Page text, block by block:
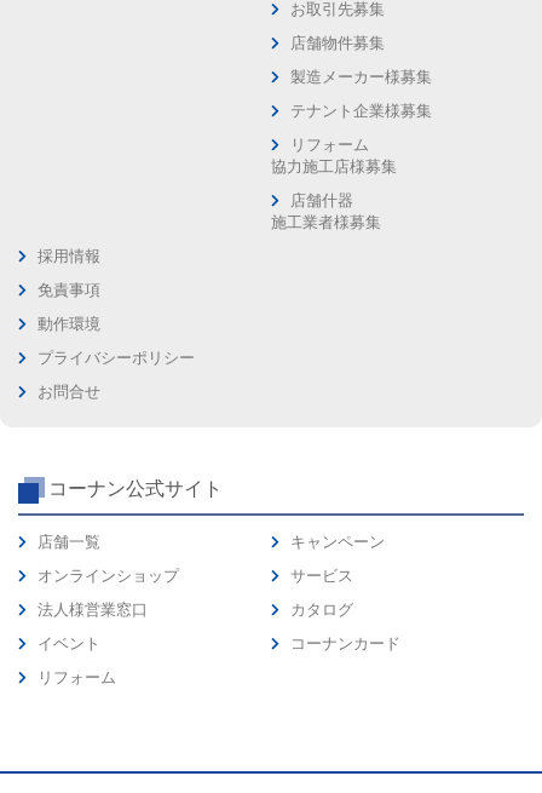
お取引先募集
店舗物件募集
製造メーカー様募集
テナント企業様募集
リフォーム
協力施工店様募集
店舗什器
施工業者様募集
採用情報
免責事項
動作環境
プライバシーポリシー
お問合せ
コーナン公式サイト
店舗一覧
オンラインショップ
法人様営業窓口
イベント
リフォーム
キャンペーン
サービス
カタログ
コーナンカード